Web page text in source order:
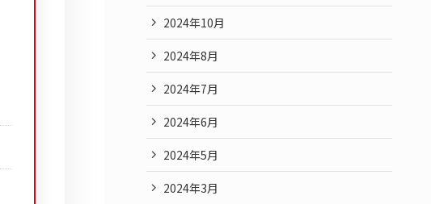
2024年10月
2024年8月
2024年7月
2024年6月
2024年5月
2024年3月